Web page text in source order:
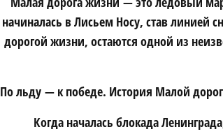
начиналась в Лисьем Носу, став линией
дорогой жизни, остаются одной из
По льду — к победе. История Малой
Когда началась блокада